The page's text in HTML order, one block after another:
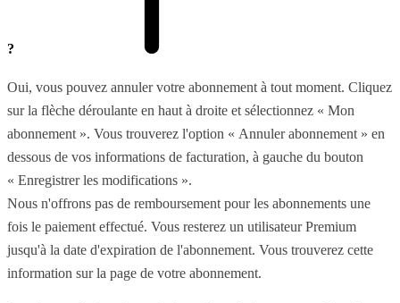
?
Oui, vous pouvez annuler votre abonnement à tout moment. Cliquez
sur la flèche déroulante en haut à droite et sélectionnez « Mon
abonnement ». Vous trouverez l'option « Annuler abonnement » en
dessous de vos informations de facturation, à gauche du bouton
« Enregistrer les modifications ».
Nous n'offrons pas de remboursement pour les abonnements une
fois le paiement effectué. Vous resterez un utilisateur Premium
jusqu'à la date d'expiration de l'abonnement. Vous trouverez cette
information sur la page de votre abonnement.